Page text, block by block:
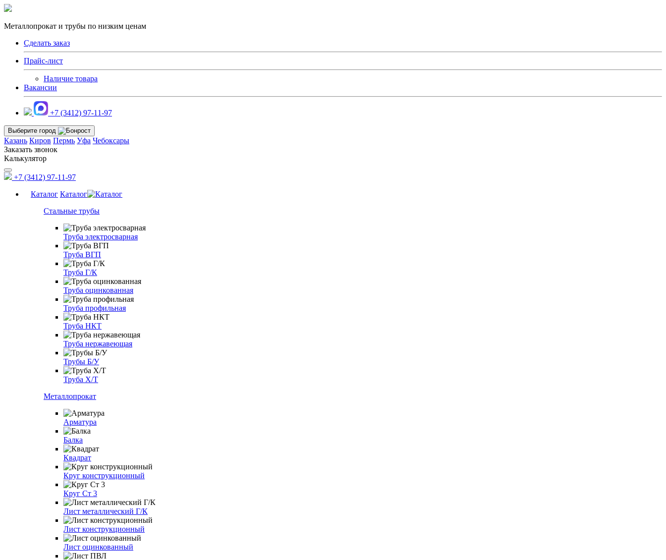
Металлопрокат и трубы по низким ценам
Сделать заказ
Прайс-лист
Наличие товара
Вакансии
+7 (3412) 97-11-97
Выберите город
Казань Киров Пермь Уфа Чебоксары
Заказать звонок
Калькулятор
+7 (3412) 97-11-97
Каталог Каталог
Стальные трубы
Труба электросварная
Труба ВГП
Труба Г/К
Труба оцинкованная
Труба профильная
Труба НКТ
Труба нержавеющая
Трубы Б/У
Труба Х/Т
Металлопрокат
Арматура
Балка
Квадрат
Круг конструкционный
Круг Ст 3
Лист металлический Г/К
Лист конструкционный
Лист оцинкованный